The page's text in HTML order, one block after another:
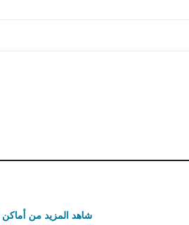
شاهد المزيد من أماكن